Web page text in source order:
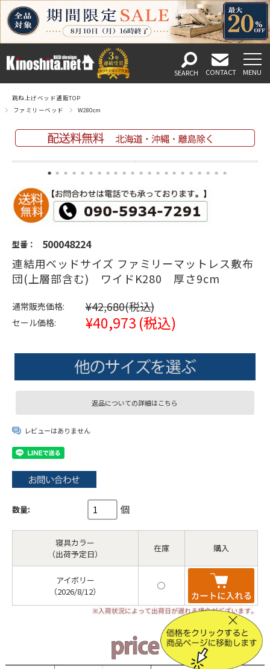
跳ね上げベッド通販TOP
ファミリーベッド
W280cm
型番： 500048224
連結用ベッドサイズ ファミリーマットレス敷布
団(上層部含む) ワイドK280 厚さ9cm
通常販売価格: ¥42,680(税込)
セール価格: ¥40,973 (税込)
返品についての詳細はこちら
レビューはありません
数量: 個
寝具カラー
（出荷予定日）
在庫 購入
アイボリー
（2026/8/12）
◯